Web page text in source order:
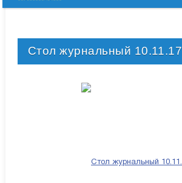
Стол журнальный 10.11.17